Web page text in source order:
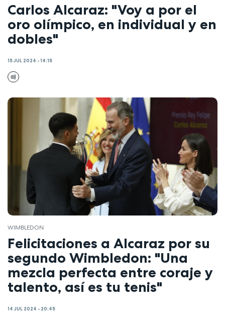
Carlos Alcaraz: "Voy a por el
oro olímpico, en individual y en
dobles"
15 JUL 2024 - 14:15
WIMBLEDON
Felicitaciones a Alcaraz por su
segundo Wimbledon: "Una
mezcla perfecta entre coraje y
talento, así es tu tenis"
14 JUL 2024 - 20:45